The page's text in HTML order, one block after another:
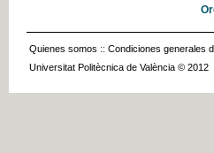
Quienes somos :: Condiciones generales
Universitat Politècnica de València © 2012